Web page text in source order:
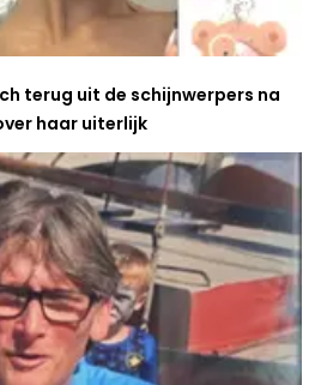
terug uit de schijnwerpers na
haar uiterlijk